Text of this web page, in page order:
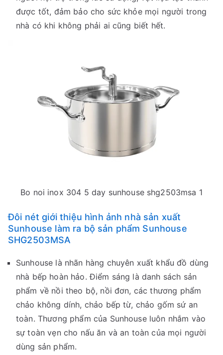
được tốt, đảm bảo cho sức khỏe mọi người trong
nhà có khi không phải ai cũng biết hết.
Bo noi inox 304 5 day sunhouse shg2503msa 1
Đôi nét giới thiệu hình ảnh nhà sản xuất
Sunhouse làm ra bộ sản phẩm Sunhouse
SHG2503MSA
Sunhouse là nhãn hàng chuyên xuất khẩu đồ dùng
nhà bếp hoàn hảo. Điểm sáng là danh sách sản
phẩm về nồi theo bộ, nồi đơn, các thương phẩm
chảo không dính, chảo bếp từ, chảo gốm sứ an
toàn. Thương phẩm của Sunhouse luôn nhắm vào
sự toàn vẹn cho nấu ăn và an toàn của mọi người
dùng sản phẩm.